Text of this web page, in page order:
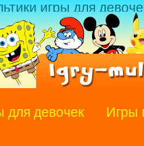
игры для
для девочек Игры